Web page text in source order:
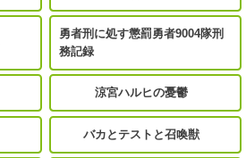
勇者刑に処す懲罰勇者9004隊刑
務記録
涼宮ハルヒの憂鬱
バカとテストと召喚獣